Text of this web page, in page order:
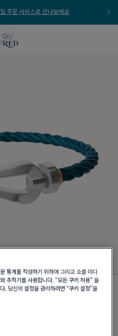
주문 서비스로 만나보세요
통계를 작성하기 위하여 그리고 소셜 미디
추적기를 사용합니다. “모든 쿠키 허용” 을
. 당신의 설정을 관리하려면 “쿠키 설정”을